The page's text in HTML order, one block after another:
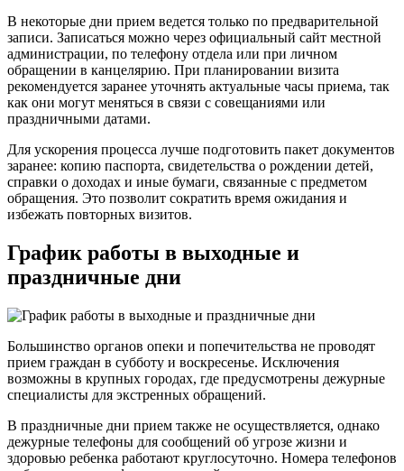
В некоторые дни прием ведется только по предварительной
записи. Записаться можно через официальный сайт местной
администрации, по телефону отдела или при личном
обращении в канцелярию. При планировании визита
рекомендуется заранее уточнять актуальные часы приема, так
как они могут меняться в связи с совещаниями или
праздничными датами.
Для ускорения процесса лучше подготовить пакет документов
заранее: копию паспорта, свидетельства о рождении детей,
справки о доходах и иные бумаги, связанные с предметом
обращения. Это позволит сократить время ожидания и
избежать повторных визитов.
График работы в выходные и
праздничные дни
Большинство органов опеки и попечительства не проводят
прием граждан в субботу и воскресенье. Исключения
возможны в крупных городах, где предусмотрены дежурные
специалисты для экстренных обращений.
В праздничные дни прием также не осуществляется, однако
дежурные телефоны для сообщений об угрозе жизни и
здоровью ребенка работают круглосуточно. Номера телефонов